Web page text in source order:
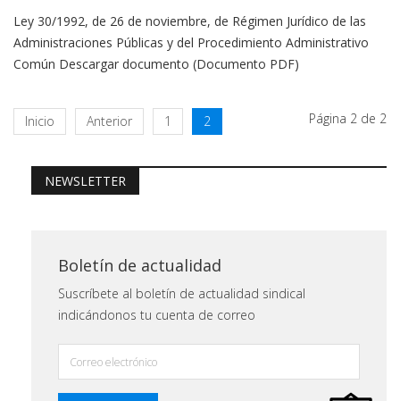
Ley 30/1992, de 26 de noviembre, de Régimen Jurídico de las
Administraciones Públicas y del Procedimiento Administrativo
Común Descargar documento (Documento PDF)
Inicio Anterior 1 2 Página 2 de 2
NEWSLETTER
Boletín de actualidad
Suscríbete al boletín de actualidad sindical
indicándonos tu cuenta de correo